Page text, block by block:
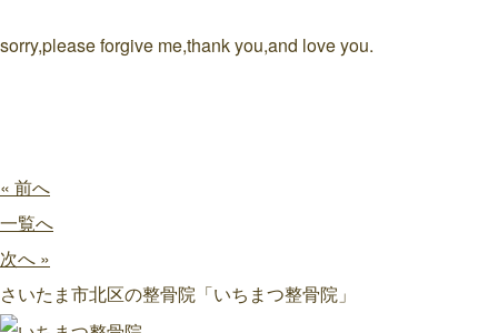
sorry,please forgive me,thank you,and love you.
« 前へ
一覧へ
次へ »
さいたま市北区の整骨院「いちまつ整骨院」